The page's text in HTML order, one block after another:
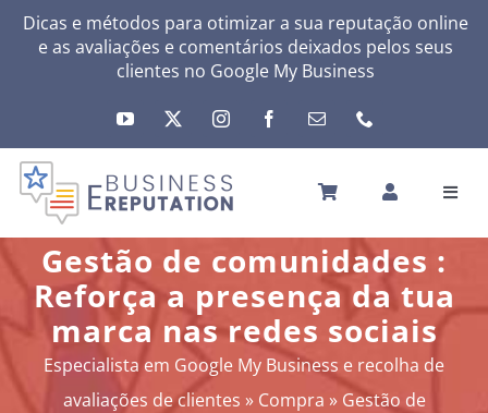
SkipDicas e métodos para otimizar a sua reputação online
e as avaliações e comentários deixados pelos seus
clientes no Google My Business
INÍCIO
A SUA REPUTAÇÃO
A SUA ATIVIDADE
MEUS SERVIÇOS
OUTRAS SOLUÇÕES
Gestão de comunidades :
Reforça a presença da tua
marca nas redes sociais
Especialista em Google My Business e recolha de
avaliações de clientes » Compra » Gestão de